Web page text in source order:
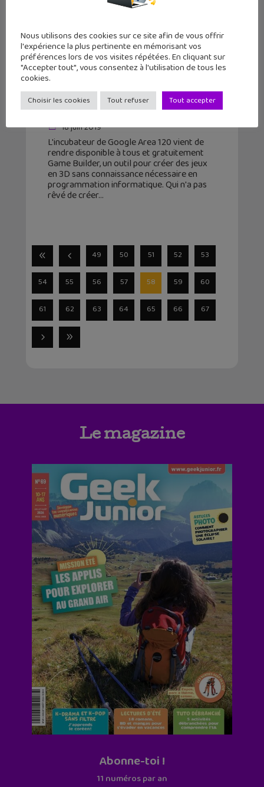
Avec Game Builder, tu peux créer un
jeu vidéo sans savoir coder !
18 juin 2019
L'incubateur de Google Area 120 vient de
rendre disponible à tous et gratuitement
Game Builder, un outil pour créer des jeux
en 3D sans connaissance nécessaire en
programmation informatique. Qui n'a pas
rêvé de créer
49 50 51 52 53
54 55 56 57 58 59 60
61 62 63 64 65 66 67
Le magazine
Abonne-toi !
11 numéros par an
Nous utilisons des cookies sur ce site afin de vous offrir
l'expérience la plus pertinente en mémorisant vos
préférences lors de vos visites répétées. En cliquant sur
"Accepter tout", vous consentez à l'utilisation de tous les
cookies.
Choisir les cookies Tout refuser Tout accepter